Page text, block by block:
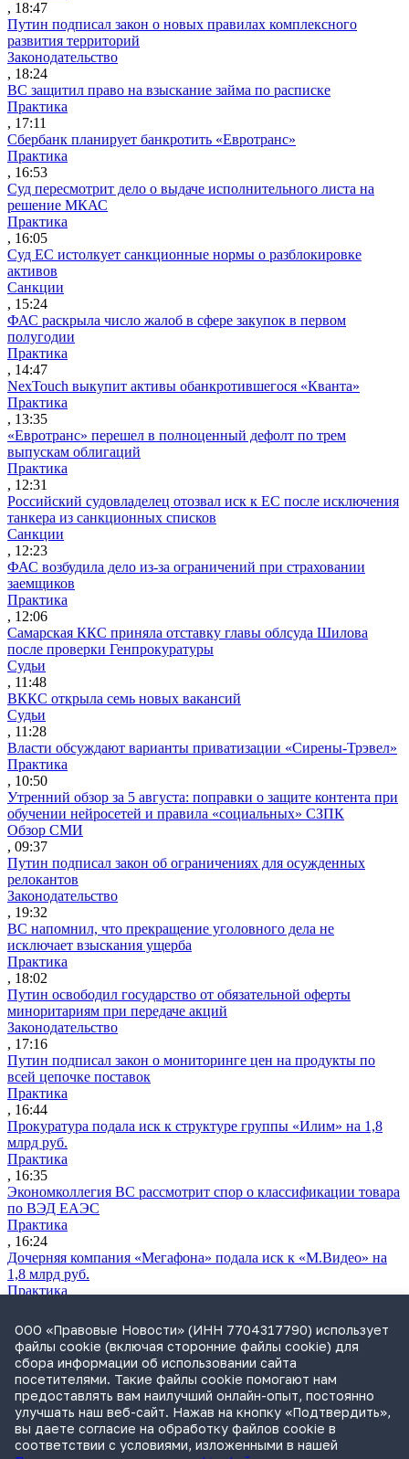
, 18:47
Путин подписал закон о новых правилах комплексного
развития территорий
Законодательство
, 18:24
ВС защитил право на взыскание займа по расписке
Практика
, 17:11
Сбербанк планирует банкротить «Евротранс»
Практика
, 16:53
Суд пересмотрит дело о выдаче исполнительного листа на
решение МКАС
Практика
, 16:05
Суд ЕС истолкует санкционные нормы о разблокировке
активов
Санкции
, 15:24
ФАС раскрыла число жалоб в сфере закупок в первом
полугодии
Практика
, 14:47
NexTouch выкупит активы обанкротившегося «Кванта»
Практика
, 13:35
«Евротранс» перешел в полноценный дефолт по трем
выпускам облигаций
Практика
, 12:31
Российский судовладелец отозвал иск к ЕС после исключения
танкера из санкционных списков
Санкции
, 12:23
ФАС возбудила дело из-за ограничений при страховании
заемщиков
Практика
, 12:06
Самарская ККС приняла отставку главы облсуда Шилова
после проверки Генпрокуратуры
Судьи
, 11:48
ВККС открыла семь новых вакансий
Судьи
, 11:28
Власти обсуждают варианты приватизации «Сирены-Трэвел»
Практика
, 10:50
Утренний обзор за 5 августа: поправки о защите контента при
обучении нейросетей и правила «социальных» СЗПК
Обзор СМИ
, 09:37
Путин подписал закон об ограничениях для осужденных
релокантов
Законодательство
, 19:32
ВС напомнил, что прекращение уголовного дела не
исключает взыскания ущерба
Практика
, 18:02
Путин освободил государство от обязательной оферты
миноритариям при передаче акций
Законодательство
, 17:16
Путин подписал закон о мониторинге цен на продукты по
всей цепочке поставок
Практика
, 16:44
Прокуратура подала иск к структуре группы «Илим» на 1,8
млрд руб.
Практика
, 16:35
Экономколлегия ВС рассмотрит спор о классификации товара
по ВЭД ЕАЭС
Практика
, 16:24
Дочерняя компания «Мегафона» подала иск к «М.Видео» на
1,8 млрд руб.
Практика
СИП проверит отмену патента на систему управления
устройствами после возражений «Яндекса»
Практика
, 15:17
Суды 10 стран рассматривают иски российской «дочки»
Google о возврате дивидендов
Международная практика
, 14:09
ООО «Правовые Новости» (ИНН 7704317790) использует
файлы cookie (включая сторонние файлы cookie) для
сбора информации об использовании сайта
посетителями. Такие файлы cookie помогают нам
предоставлять вам наилучший онлайн-опыт, постоянно
улучшать наш веб-сайт. Нажав на кнопку «Подтвердить»,
вы даете согласие на обработку файлов cookie в
соответствии с условиями, изложенными в нашей